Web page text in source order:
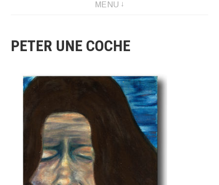
MENU
PETER UNE COCHE